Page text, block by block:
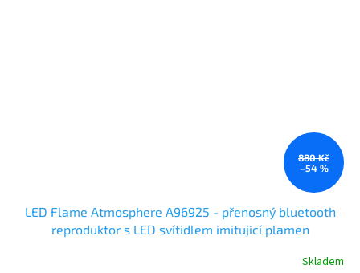
880 Kč
–54 %
LED Flame Atmosphere A96925 - přenosný bluetooth
reproduktor s LED svítidlem imitující plamen
Skladem